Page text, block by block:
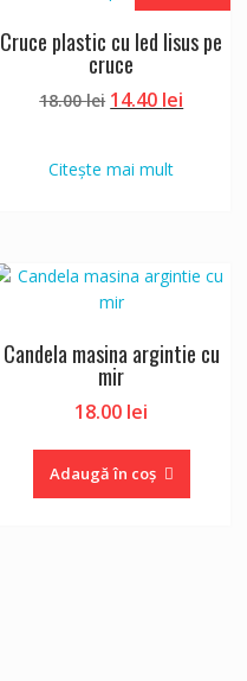
Cruce plastic cu led Iisus pe
cruce
18.00lei Prețul
fost:
14.40 lei
Citește mai mult
Candela masina argintie cu
mir
18.00 lei
Adaugă în coș